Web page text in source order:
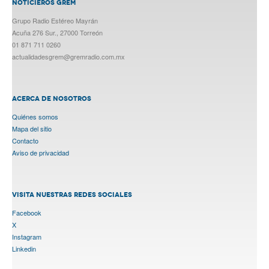
NOTICIEROS GREM
Grupo Radio Estéreo Mayrán
Acuña 276 Sur., 27000 Torreón
01 871 711 0260
actualidadesgrem@gremradio.com.mx
ACERCA DE NOSOTROS
Quiénes somos
Mapa del sitio
Contacto
Aviso de privacidad
VISITA NUESTRAS REDES SOCIALES
Facebook
X
Instagram
Linkedin